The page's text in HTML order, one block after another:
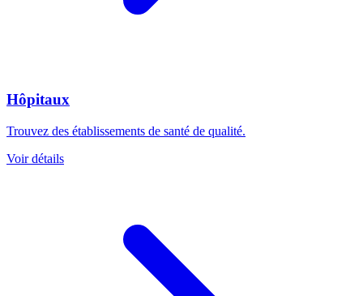
Hôpitaux
Trouvez des établissements de santé de qualité.
Voir détails